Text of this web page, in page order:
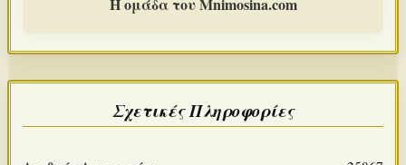
Σχετικές Πληροφορίες